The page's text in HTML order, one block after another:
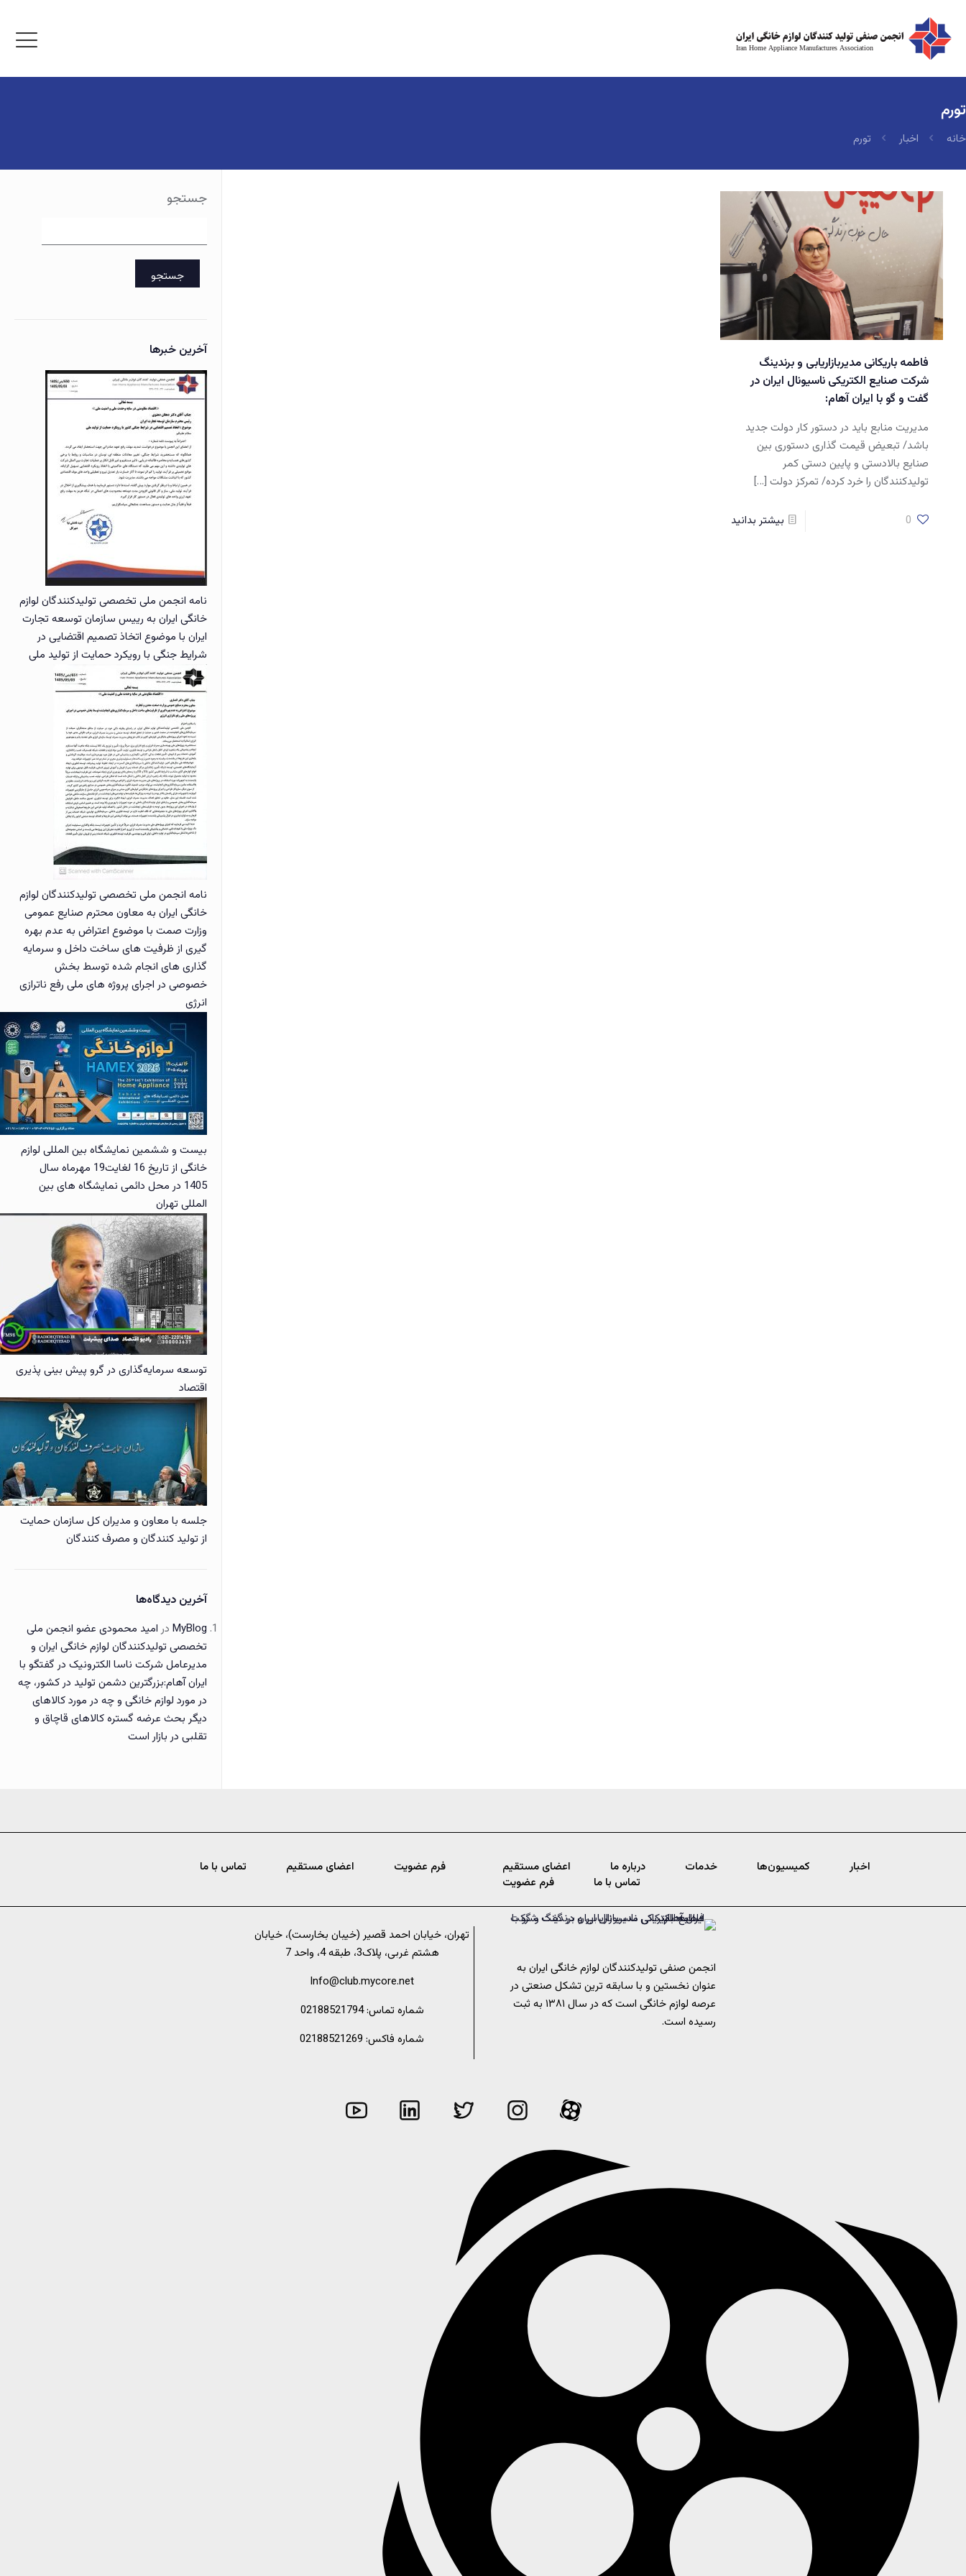
تورم
خانه اخبار تورم
فاطمه باریکانی مدیربازاریابی و برندینگ
شرکت صنایع الکتریکی ناسیونال ایران در
گفت و گو با ایران آهام:
مدیریت منابع باید در دستور کار دولت جدید
باشد/ تبعیض قیمت گذاری دستوری بین
صنایع بالادستی و پایین دستی کمر
تولیدکنندگان را خرد کرده/ تمرکز دولت[…]
0 بیشتر بدانید
جستجو
جستجو
آخرین خبرها
نامه انجمن ملی تخصصی تولیدکنندگان لوازم
خانگی ایران به رییس سازمان توسعه تجارت
ایران با موضوع اتخاذ تصمیم اقتضایی در
شرایط جنگی با رویکرد حمایت از تولید ملی
نامه انجمن ملی تخصصی تولیدکنندگان لوازم
خانگی ایران به معاون محترم صنایع عمومی
وزارت صمت با موضوع اعتراض به عدم بهره
گیری از ظرفیت های ساخت داخل و سرمایه
گذاری های انجام شده توسط بخش
خصوصی در اجرای پروژه های ملی رفع ناترازی
انرژی
بیست و ششمین نمایشگاه بین المللی لوازم
خانگی از تاریخ 16 لغایت19 مهرماه سال
1405 در محل دائمی نمایشگاه های بین
المللی تهران
توسعه سرمایه‌گذاری در گرو پیش بینی پذیری
اقتصاد
جلسه با معاون و مدیران کل سازمان حمایت
از تولید کنندگان و مصرف کنندگان
آخرین دیدگاه‌ها
MyBlogدر امید محمودی عضو انجمن ملی
تخصصی تولیدکنندگان لوازم خانگی ایران و
مدیرعامل شرکت ناسا الکترونیک در گفتگو با
ایران آهام:بزرگترین دشمن تولید در کشور، چه
در مورد لوازم خانگی و چه در مورد کالاهای
دیگر بحث عرضه گستره کالاهای قاچاق و
تقلبی در بازار است
اخبار کمیسیون‌ها خدمات درباره ما
اعضای مستقیم
تماس با ما
فرم عضویت
فرم عضویت اعضای مستقیم تماس با ما
انجمن صنفی تولیدکنندگان لوازم خانگی ایران به
عنوان نخستین و با سابقه ترین تشکل صنعتی در
عرصه لوازم خانگی است که در سال ۱۳۸۱ به ثبت
رسیده است.
تهران، خیابان احمد قصیر (خیبان بخارست)، خیابان
هشتم غربی، پلاک3، طبقه 4، واحد 7
Info@club.mycore.net
شماره تماس: 02188521794
شماره فاکس: 02188521269